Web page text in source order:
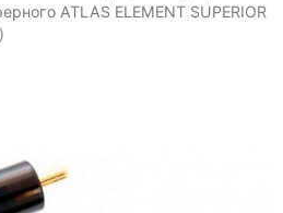
ATLAS ELEMENT SUPERIOR